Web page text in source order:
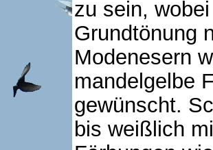
zu sein,
Grundtönung
Modenesern
mandelgelbe
gewünscht.
bis weißlich